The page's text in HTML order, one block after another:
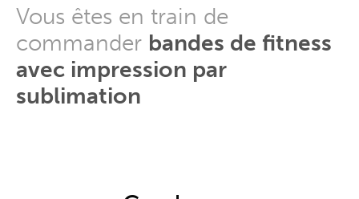
Vous êtes en train de
commander bandes de fitness
avec impression par
sublimation